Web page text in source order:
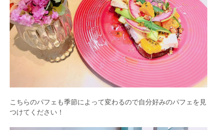
こちらのパフェも季節によって変わるので自分好みのパフェを見
つけてください！